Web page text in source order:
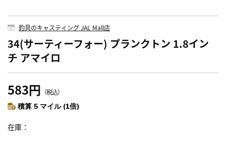
釣具のキャスティング JAL Mall店
34(サーティーフォー) プランクトン 1.8イン
チ アマイロ
583円 （税込）
積算 5 マイル (1倍)
在庫